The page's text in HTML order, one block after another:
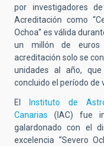
por investigadores
Acreditación como
Ochoa” es válida
un millón de euros
acreditación solo se
unidades al año,
concluido el período de
El Instituto de
Canarias
(IAC) fue
galardonado con el
excelencia “Severo